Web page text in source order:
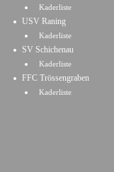
Kaderliste
USV Raning
Kaderliste
SV Schichenau
Kaderliste
FFC Trössengraben
Kaderliste